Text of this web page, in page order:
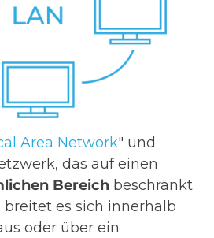
Area Network" und
das auf einen
Bereich beschränkt
breitet es sich innerhalb
oder über ein